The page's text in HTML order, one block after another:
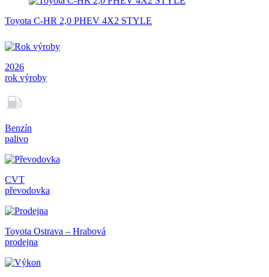
Toyota C-HR 2,0 PHEV 4X2 STYLE
2026
rok výroby
Benzín
palivo
CVT
převodovka
Toyota Ostrava – Hrabová
prodejna